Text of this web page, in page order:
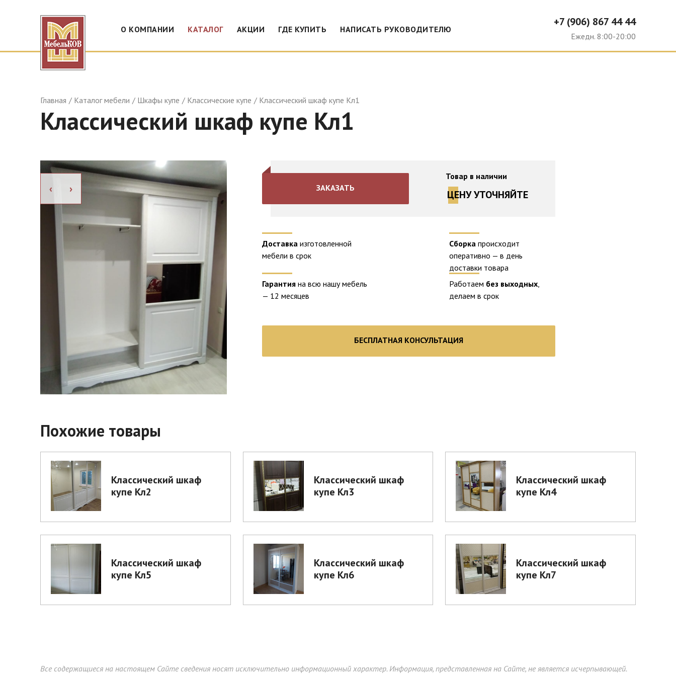
+7 (906) 867 44 44
Ежедн. 8:00-20:00
О КОМПАНИИ КАТАЛОГ АКЦИИ ГДЕ КУПИТЬ НАПИСАТЬ РУКОВОДИТЕЛЮ
Главная Каталог мебели Шкафы купе Классические купе Классический шкаф купе Кл1
Классический шкаф купе Кл1
› ›
Товар в наличии
ЦЕНУ УТОЧНЯЙТЕ
ЗАКАЗАТЬ
Доставка изготовленной
мебели в срок
Сборкапроисходит
оперативно — в день
доставки товара
Гарантия на всю нашу мебель
— 12 месяцев
Работаем без выходных,
делаем в срок
БЕСПЛАТНАЯ КОНСУЛЬТАЦИЯ
Похожие товары
Классический шкаф
купе Кл2
Классический шкаф
купе Кл3
Классический шкаф
купе Кл4
Классический шкаф
купе Кл5
Классический шкаф
купе Кл6
Классический шкаф
купе Кл7
Все содержащиеся на настоящем Сайте сведения носят исключительно информационный характер. Информация, представленная на Сайте, не является исчерпывающей.